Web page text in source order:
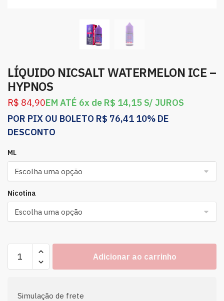
LÍQUIDO NICSALT WATERMELON ICE –
HYPNOS
R$ 84,90EM ATÉ 6x de R$ 14,15 S/ JUROS
POR PIX OU BOLETO R$ 76,41 10% DE
DESCONTO
ML
Nicotina
Adicionar ao carrinho
Simulação de frete